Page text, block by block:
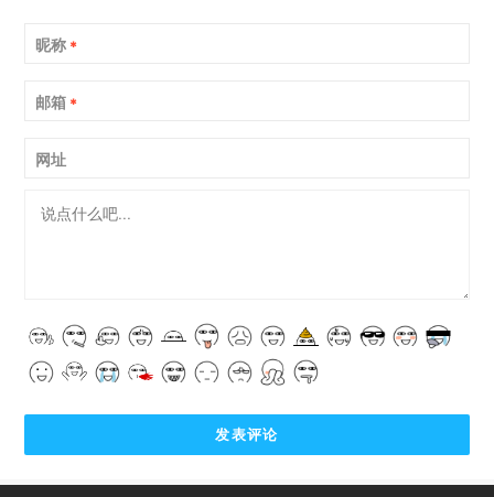
昵称 *
邮箱 *
网址